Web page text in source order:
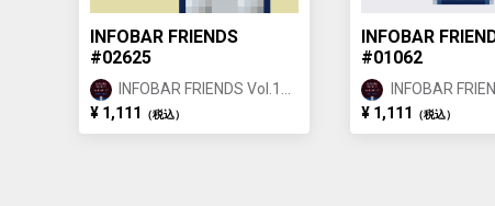
INFOBAR FRIENDS
#02625
INFOBAR FRIENDS Vol.1
BUILDING ②
¥ 1,111 （税込）
INFOBAR
#01062
INFOBAR
BUILDING ①
¥ 1,111 （税込）